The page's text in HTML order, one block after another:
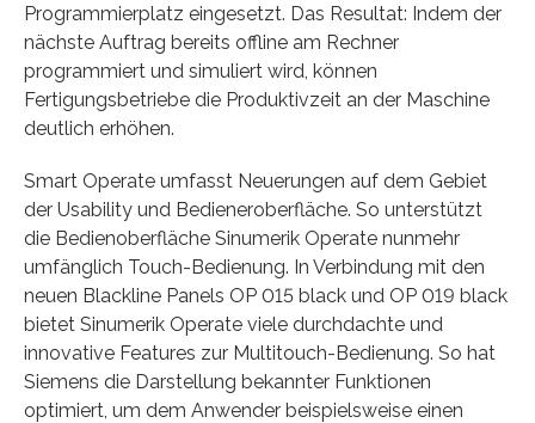
Programmierplatz eingesetzt. Das Resultat: Indem der
nächste Auftrag bereits offline am Rechner
programmiert und simuliert wird, können
Fertigungsbetriebe die Produktivzeit an der Maschine
deutlich erhöhen.
Smart Operate umfasst Neuerungen auf dem Gebiet
der Usability und Bedieneroberfläche. So unterstützt
die Bedienoberfläche Sinumerik Operate nunmehr
umfänglich Touch-Bedienung. In Verbindung mit den
neuen Blackline Panels OP 015 black und OP 019 black
bietet Sinumerik Operate viele durchdachte und
innovative Features zur Multitouch-Bedienung. So hat
Siemens die Darstellung bekannter Funktionen
optimiert, um dem Anwender beispielsweise einen